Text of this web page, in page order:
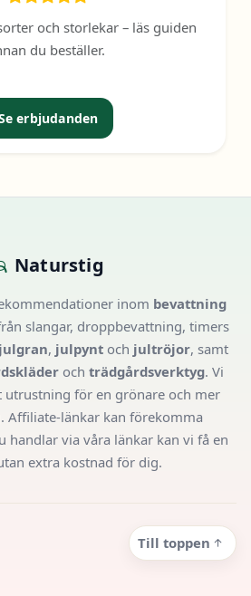
och storlekar – läs guiden
du beställer.
erbjudanden
Naturstig
inom bevattning
slangar, droppbevattning, timers
julgran, julpynt och jultröjor, samt
och trädgårdsverktyg. Vi
utrustning för en grönare och mer
Affiliate-länkar kan förekomma
handlar via våra länkar kan vi få en
extra kostnad för dig.
Till toppen